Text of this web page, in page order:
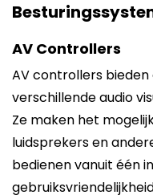
AV Controllers
AV controllers
verschillende audio
Ze maken het
luidsprekers en
bedienen vanuit één